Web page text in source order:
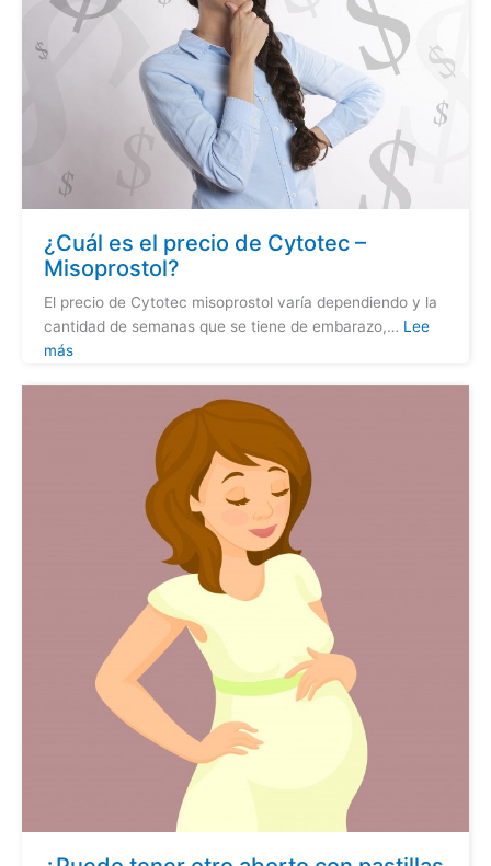
¿Cuál es el precio de Cytotec –
Misoprostol?
El precio de Cytotec misoprostol varía dependiendo y la
cantidad de semanas que se tiene de embarazo,… Lee
más